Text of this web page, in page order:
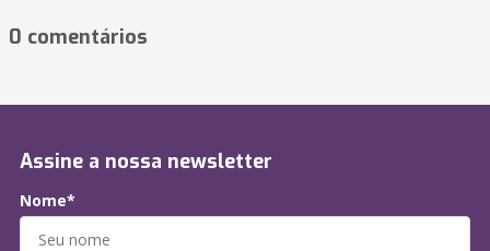
0 comentários
Assine a nossa newsletter
Nome*